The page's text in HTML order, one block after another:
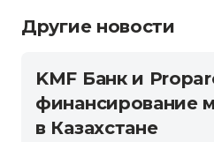
Другие новости
KMF Банк и
финансирование
в Казахстане